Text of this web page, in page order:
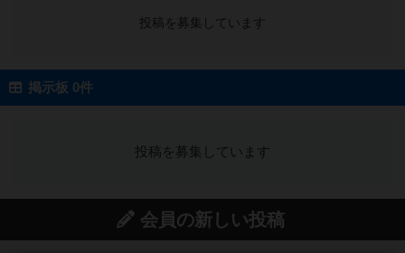
投稿を募集しています
掲示板 0件
投稿を募集しています
会員の新しい投稿